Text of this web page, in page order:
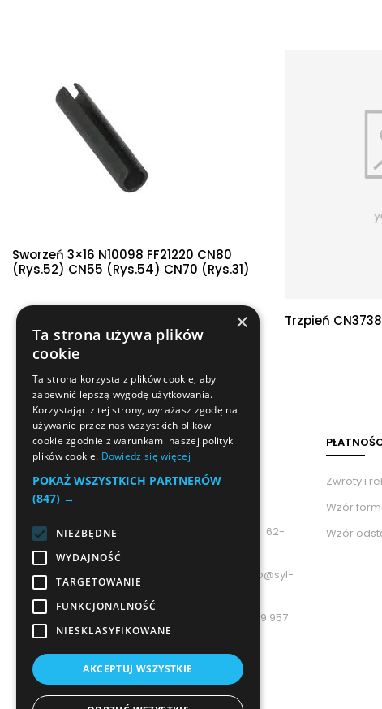
Sworzeń 3×16 N10098 FF21220 CN80
(rys.52) CN55 (rys.54) CN70 (rys.31)
Trzpień
adres: 62-
800 Kalisz, ul. Celtycka 156A
e-mail: biuro@syl-
Manager: +48 789 957
335
Zwroty i
Wzór
Wzór
×
Ta strona używa plików
cookie
Ta strona korzysta z plików cookie, aby
zapewnić lepszą wygodę użytkowania.
Korzystając z tej strony, wyrażasz zgodę na
używanie przez nas wszystkich plików
cookie zgodnie z warunkami naszej polityki
plików cookie. Dowiedz się więcej
POKAŻ WSZYSTKICH PARTNERÓW
(847) →
NIEZBĘDNE
WYDAJNOŚĆ
TARGETOWANIE
FUNKCJONALNOŚĆ
NIESKLASYFIKOWANE
AKCEPTUJ WSZYSTKIE